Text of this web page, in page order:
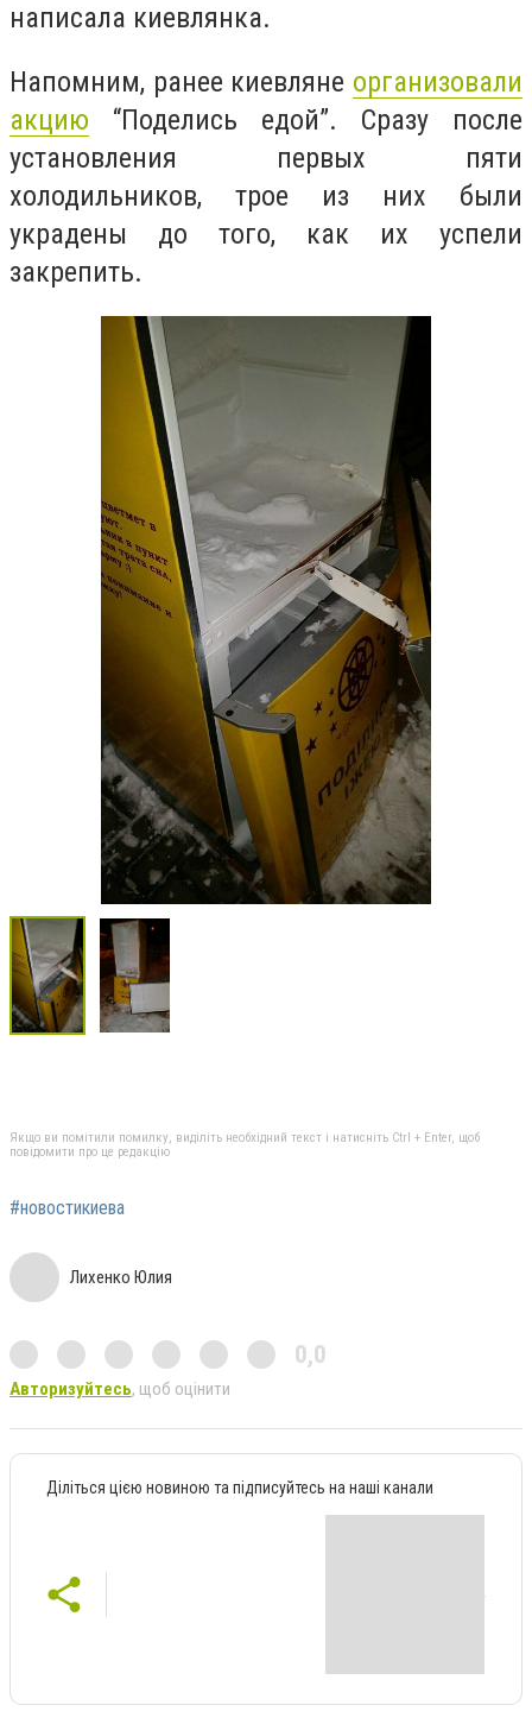
написала киевлянка.
Напомним, ранее киевляне организовали
акцию “Поделись едой”. Сразу после
установления первых пяти
холодильников, трое из них были
украдены до того, как их успели
закрепить.
Якщо ви помітили помилку, виділіть необхідний текст і натисніть Ctrl + Enter, щоб
повідомити про це редакцію
#новостикиева
Лихенко Юлия
0,0
Авторизуйтесь, щоб оцінити
Діліться цією новиною та підписуйтесь на наші канали